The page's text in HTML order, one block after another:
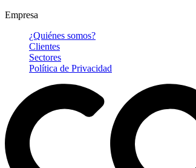
Empresa
¿Quiénes somos?
Clientes
Sectores
Política de Privacidad